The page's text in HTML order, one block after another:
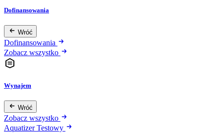
Dofinansowania
Wróć
Dofinansowania
Zobacz wszystko
Wynajem
Wróć
Zobacz wszystko
Aquatizer Testowy